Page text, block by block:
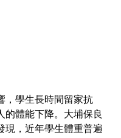
，學生長時間留家抗
的體能下降。大埔保良
現，近年學生體重普遍